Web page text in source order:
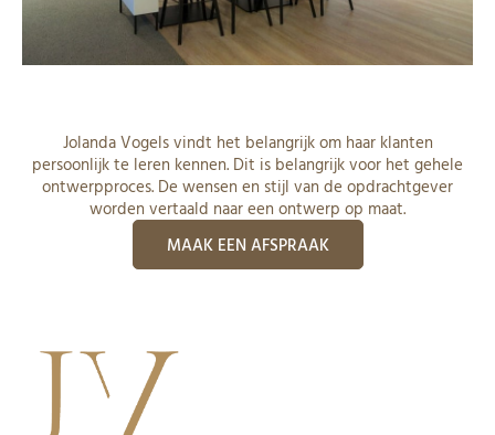
Jolanda Vogels vindt het belangrijk om haar klanten
persoonlijk te leren kennen. Dit is belangrijk voor het gehele
ontwerpproces. De wensen en stijl van de opdrachtgever
worden vertaald naar een ontwerp op maat.
MAAK EEN AFSPRAAK